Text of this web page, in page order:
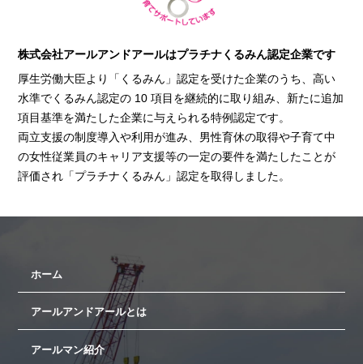
株式会社アールアンドアールはプラチナくるみん認定企業です
厚生労働大臣より「くるみん」認定を受けた企業のうち、高い
水準でくるみん認定の 10 項目を継続的に取り組み、新たに追加
項目基準を満たした企業に与えられる特例認定です。
両立支援の制度導入や利用が進み、男性育休の取得や子育て中
の女性従業員のキャリア支援等の一定の要件を満たしたことが
評価され「プラチナくるみん」認定を取得しました。
ホーム
アールアンドアールとは
アールマン紹介